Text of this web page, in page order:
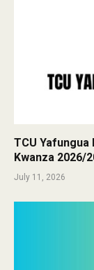
TCU Yafungua
Kwanza 2026/
July 11, 2026